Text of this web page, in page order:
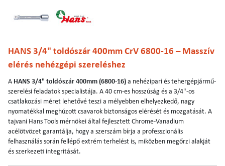
HANS 3/4" toldószár 400mm CrV 6800-16 – Masszív
elérés nehézgépi szereléshez
A HANS 3/4" toldószár 400mm (6800-16) a nehézipari és tehergépjármű-
szerelési feladatok specialistája. A 40 cm-es hosszúság és a 3/4"-os
csatlakozási méret lehetővé teszi a mélyebben elhelyezkedő, nagy
nyomatékkal meghúzott csavarok biztonságos elérését és mozgatását. A
tajvani Hans Tools mérnökei által fejlesztett Chrome-Vanadium
acélötvözet garantálja, hogy a szerszám bírja a professzionális
felhasználás során fellépő extrém terhelést is, miközben megőrzi alakját
és szerkezeti integritását.